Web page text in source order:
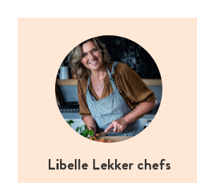
Libelle Lekker chefs